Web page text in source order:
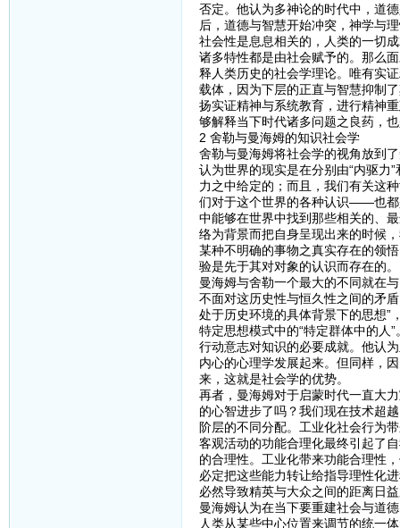
否定。他认为多神论的时代中，道
后，道德与智慧开始冲突，神学与
社会性是息息相关的，人类的一切
诸多特性都是由社会赋予的。那么
释人类历史的社会学理论。唯有实
载体，因为下层的正直与智慧抑制
扬实证精神与系统教育，进行精神
够解释当下时代诸多问题之良药，
2 舍勒与曼海姆的知识社会学
舍勒与曼海姆将社会学的视角放到
认为世界的现实是在分别由“内驱力
力之中给定的；而且，我们有关这
们对于这个世界的各种认识——也都
中能够在世界中找到那些相关的、
络为背景而把自身呈现出来的时候
某种不明确的事物之真实存在的领
验是先于其对对象的认识而存在的
曼海姆与舍勒一个最大的不同就在
不面对这历史性与恒久性之间的矛
处于历史环境的具体背景下的思想”
特定思想模式中的“特定群体中的人
行动意志对知识的必要成就。他认
内心的心理学发展起来。但同样，
来，这就是社会学的优势。
再者，曼海姆对于启蒙时代一直大
的心智进步了吗？我们现在技术超
阶层的不同分配。工业化社会行为
客观活动的功能合理化最终引起了
的合理性。工业化带来功能合理性
必定把这些能力转让给指导理性化
必然导致精英与大众之间的距离日
曼海姆认为在当下要重建社会与道
人类从某些中心位置来调节的统一